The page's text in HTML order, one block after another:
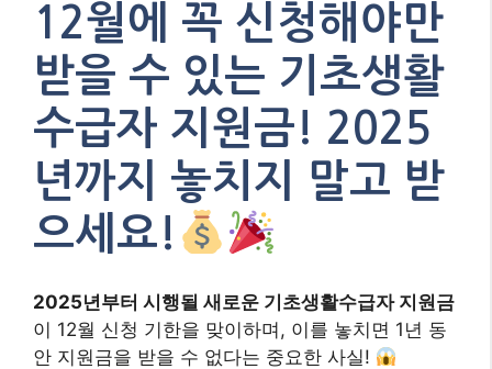
12월에 꼭 신청해야만
받을 수 있는 기초생활
수급자 지원금! 2025
년까지 놓치지 말고 받
으세요!
2025년부터 시행될 새로운 기초생활수급자 지원금
이 12월 신청 기한을 맞이하며, 이를 놓치면 1년 동
안 지원금을 받을 수 없다는 중요한 사실!